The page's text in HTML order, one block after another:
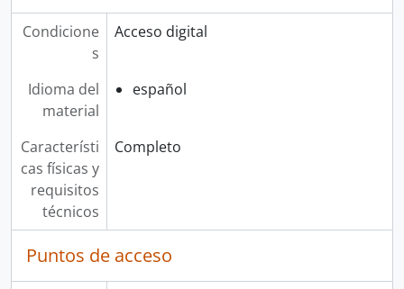
Condicione
s
Acceso digital
Idioma del
material
español
Característi
cas físicas y
requisitos
técnicos
Completo
Puntos de acceso